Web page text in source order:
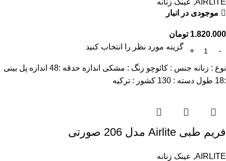
موجودی در انبار
1.820.000 تومان
گزینه مورد نظر را انتخاب کنید
نوع : زنانه جنس : کائوچو رنگ : مشکی اندازه حدقه :48 اندازه پل بینی
:18 طول دسته : 130 کشور : ترکیه
فریم طبی Airlite مدل 206 صورتی
AIRLITE
, عینک زنانه